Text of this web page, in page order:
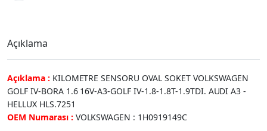
Açıklama
Açıklama : KILOMETRE SENSORU OVAL SOKET VOLKSWAGEN
GOLF IV-BORA 1.6 16V-A3-GOLF IV-1.8-1.8T-1.9TDI. AUDI A3 -
HELLUX HLS.7251
OEM Numarası : VOLKSWAGEN : 1H0919149C